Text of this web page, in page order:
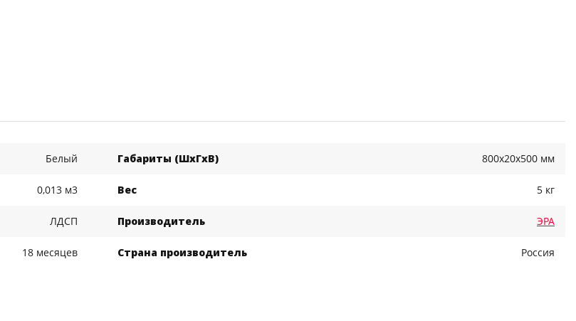
Белый Габариты (ШхГхВ) 800x20x500 мм
0,013 м3 Вес 5 кг
ЛДСП Производитель ЭРА
18 месяцев Страна производитель Россия